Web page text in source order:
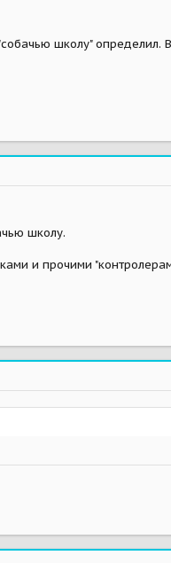
школу" определил.
школу.
и прочими